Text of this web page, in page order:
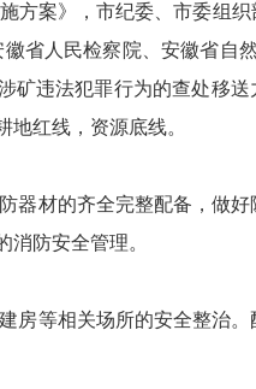
方案》，市纪委、市委组
省人民检察院、安徽省自
矿违法犯罪行为的查处移送
红线，资源底线。
材的齐全完整配备，做好
防安全管理。
等相关场所的安全整治。